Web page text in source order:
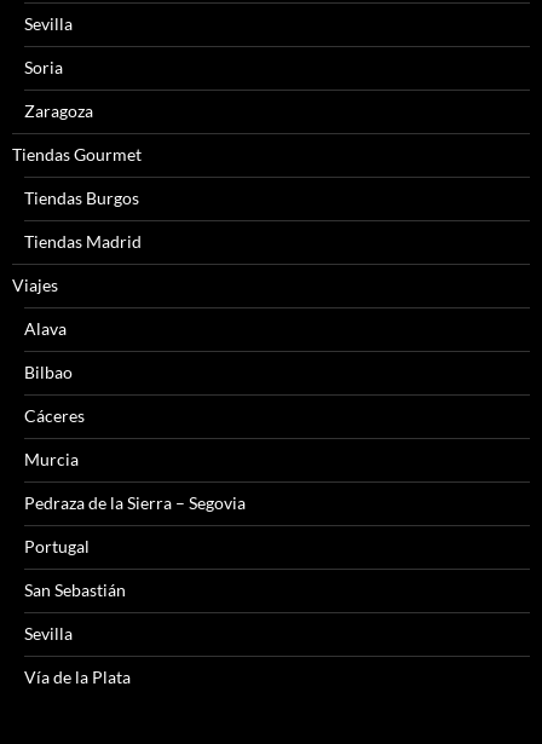
Sevilla
Soria
Zaragoza
Tiendas Gourmet
Tiendas Burgos
Tiendas Madrid
Viajes
Alava
Bilbao
Cáceres
Murcia
Pedraza de la Sierra – Segovia
Portugal
San Sebastián
Sevilla
Vía de la Plata